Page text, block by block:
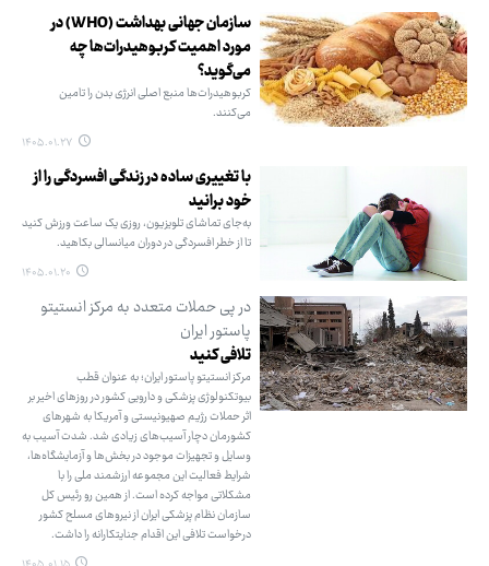
سازمان جهانی بهداشت (WHO) در
مورد اهمیت کربوهیدرات‌ها چه
می‌گوید؟
کربوهیدرات‌ها منبع اصلی انرژی بدن را تامین
می‌کنند.
۱۴۰۵.۰۱.۲۷
با تغییری ساده در زندگی افسردگی را از
خود برانید
به‌جای تماشای تلویزیون، روزی یک ساعت ورزش کنید
تا از خطر افسردگی در دوران میانسالی بکاهید.
۱۴۰۵.۰۱.۲۰
در پی حملات متعدد به مرکز انستیتو
پاستور ایران
تلافی کنید
مرکز انستیتو پاستور ایران؛ به عنوان قطب
بیوتکنولوژی پزشکی و دارویی کشور در روزهای اخیر بر
اثر حملات رژیم صهیونیستی و آمریکا به شهرهای
کشورمان دچار آسیب‌های زیادی شد. شدت آسیب به
وسایل و تجهیزات موجود در بخش‌ها و آزمایشگاه‌ها،
شرایط فعالیت این مجموعه ارزشمند ملی را با
مشکلاتی مواجه کرده است. از همین رو رئیس‌ کل
سازمان نظام پزشکی ایران از نیروهای مسلح کشور
درخواست تلافی این اقدام جنایتکارانه را داشت.